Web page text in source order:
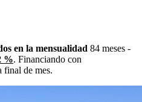
en la mensualidad 84 meses -
%. Financiando con
de mes.